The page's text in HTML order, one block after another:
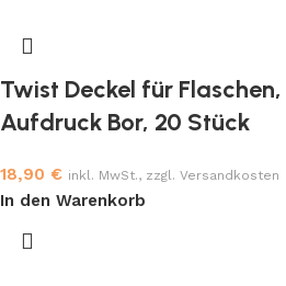
Twist Deckel für
Aufdruck Bor, 20 Stück
18,90 € inkl. MwSt., zzgl. Versandkosten
In den Warenkorb